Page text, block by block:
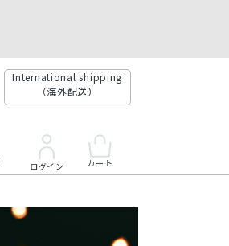
International shipping
（海外配送）
ログイン カート